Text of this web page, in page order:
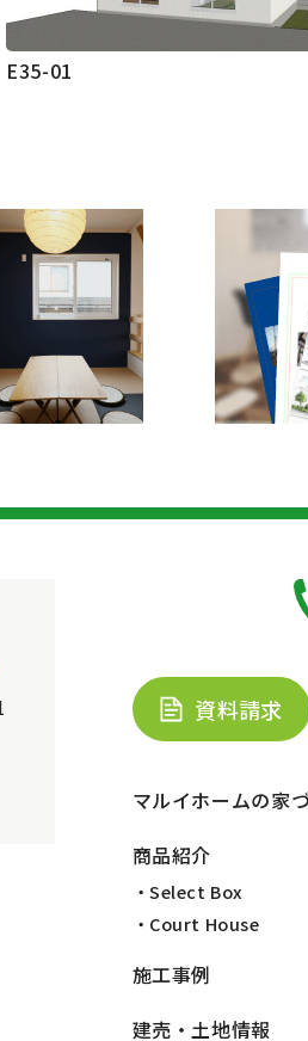
E35-01
資料請求
マルイホームの家
商品紹介
・Select Box
・Court House
施工事例
建売・土地情報